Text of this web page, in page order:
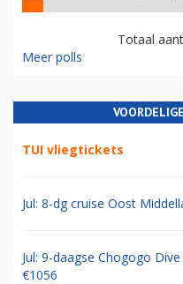
Totaal
Meer polls
TUI vliegtickets
Jul: 8-dg cruise Oost
Jul: 9-daagse Chogogo
€1056